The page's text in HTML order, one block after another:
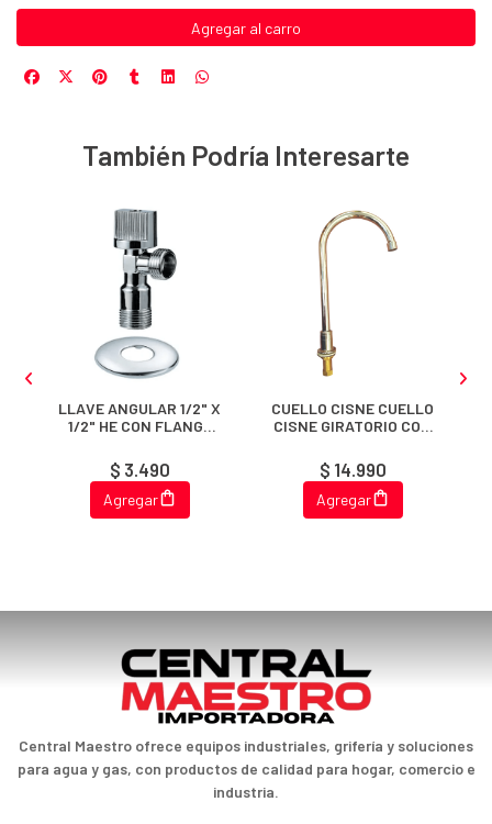
Agregar al carro
También Podría Interesarte
LLAVE ANGULAR 1/2" X
1/2" HE CON FLANGE
$ 3.490
Agregar
CUELLO CISNE CUELLO
CISNE GIRATORIO CON
$ 14.990
Agregar
Central Maestro ofrece equipos industriales, grifería y soluciones
para agua y gas, con productos de calidad para hogar, comercio e
industria.